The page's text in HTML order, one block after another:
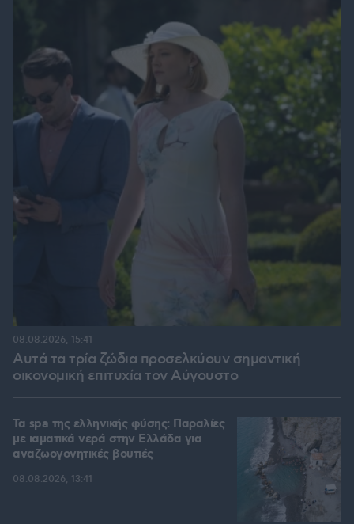
Αυτά τα τρία ζώδια προσελκύουν σημαντική
οικονομική επιτυχία τον Αύγουστο
08.08.2026, 15:41
Τα spa της ελληνικής φύσης: Παραλίες
με ιαματικά νερά στην Ελλάδα για
αναζωογονητικές βουτιές
08.08.2026, 13:41